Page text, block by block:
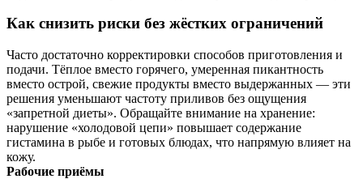
Как снизить риски без жёстких ограничений
Часто достаточно корректировки способов приготовления и
подачи. Тёплое вместо горячего, умеренная пикантность
вместо острой, свежие продукты вместо выдержанных — эти
решения уменьшают частоту приливов без ощущения
«запретной диеты». Обращайте внимание на хранение:
нарушение «холодовой цепи» повышает содержание
гистамина в рыбе и готовых блюдах, что напрямую влияет на
кожу.
Рабочие приёмы